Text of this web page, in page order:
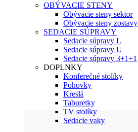
OBÝVACIE STENY
Obývacie steny sektor
Obývacie steny zostavy
SEDACIE SÚPRAVY
Sedacie súpravy L
Sedacie súpravy U
Sedacie súpravy 3+1+1
DOPLNKY
Konferečné stolíky
Pohovky
Kreslá
Taburetky
TV stolíky
Sedacie vaky